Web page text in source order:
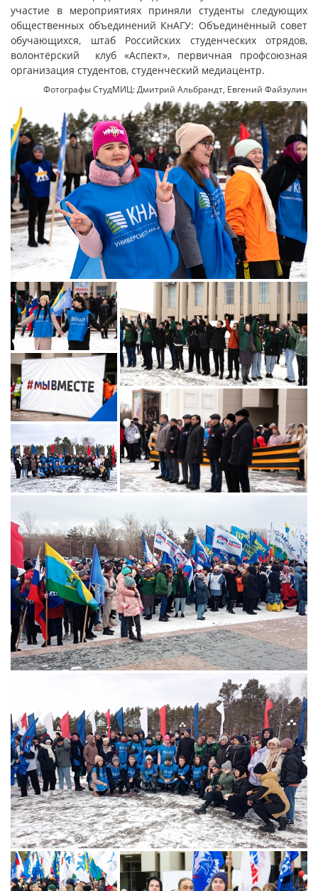
участие в мероприятиях приняли студенты следующих
общественных объединений КнАГУ: Объединённый совет
обучающихся, штаб Российских студенческих отрядов,
волонтёрский клуб «Аспект», первичная профсоюзная
организация студентов, студенческий медиацентр.
Фотографы СтудМИЦ: Дмитрий Альбрандт, Евгений Файзулин